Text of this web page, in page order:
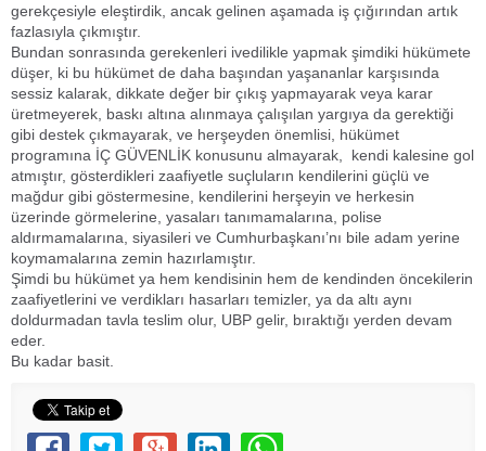
gerekçesiyle eleştirdik, ancak gelinen aşamada iş çığırından artık
fazlasıyla çıkmıştır.
Bundan sonrasında gerekenleri ivedilikle yapmak şimdiki hükümete
düşer, ki bu hükümet de daha başından yaşananlar karşısında
sessiz kalarak, dikkate değer bir çıkış yapmayarak veya karar
üretmeyerek, baskı altına alınmaya çalışılan yargıya da gerektiği
gibi destek çıkmayarak, ve herşeyden önemlisi, hükümet
programına İÇ GÜVENLİK konusunu almayarak, kendi kalesine gol
atmıştır, gösterdikleri zaafiyetle suçluların kendilerini güçlü ve
mağdur gibi göstermesine, kendilerini herşeyin ve herkesin
üzerinde görmelerine, yasaları tanımamalarına, polise
aldırmamalarına, siyasileri ve Cumhurbaşkanı’nı bile adam yerine
koymamalarına zemin hazırlamıştır.
Şimdi bu hükümet ya hem kendisinin hem de kendinden öncekilerin
zaafiyetlerini ve verdikları hasarları temizler, ya da altı aynı
doldurmadan tavla teslim olur, UBP gelir, bıraktığı yerden devam
eder.
Bu kadar basit.